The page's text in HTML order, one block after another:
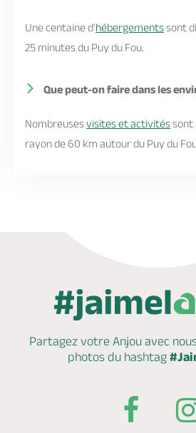
Une centaine d'hébergementssont
25 minutes du Puy du Fou.
Que peut-on faire dans les
Nombreusesvisites et activitéssont
rayon de 60 km autour du Puy du
Partagez votre Anjou avec
photos du hashtag